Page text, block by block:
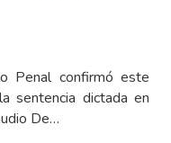
Penal confirmó este
sentencia dictada en
De…